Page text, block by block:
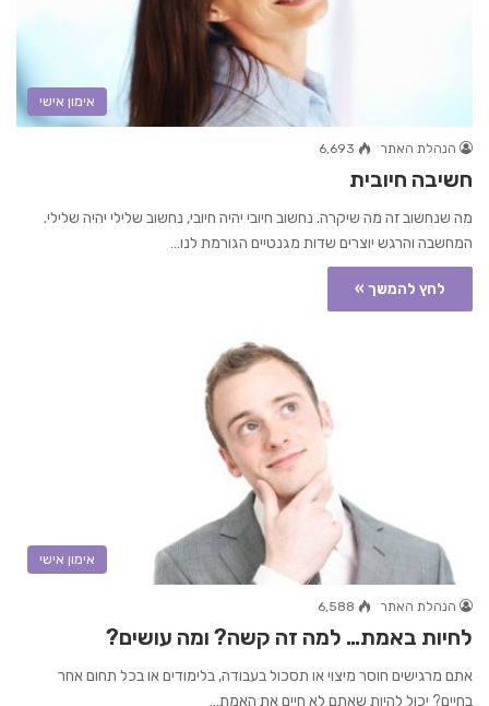
אימון אישי
הנהלת האתר 6,693
חשיבה חיובית
מה שנחשוב זה מה שיקרה. נחשוב חיובי יהיה חיובי, נחשוב שלילי יהיה שלילי.
המחשבה והרגש יוצרים שדות מגנטיים הגורמת לנו…
לחץ להמשך »
אימון אישי
הנהלת האתר 6,588
לחיות באמת… למה זה קשה? ומה עושים?
אתם מרגישים חוסר מיצוי או תסכול בעבודה, בלימודים או בכל תחום אחר
בחיים? יכול להיות שאתם לא חיים את האמת…